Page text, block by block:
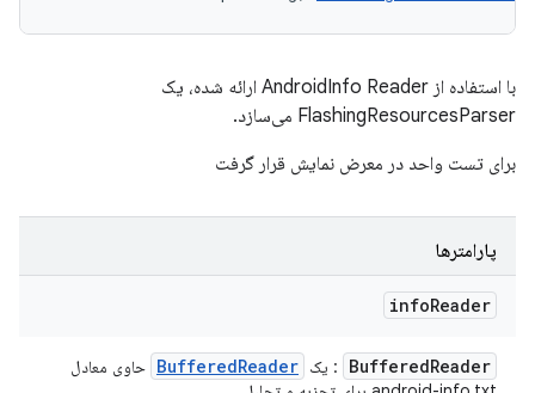
با استفاده از AndroidInfo Reader ارائه شده، یک
FlashingResourcesParser می‌سازد.
برای تست واحد در معرض نمایش قرار گرفت
پارامترها
infoReader
BufferedReader : یک BufferedReader
حاوی معادل